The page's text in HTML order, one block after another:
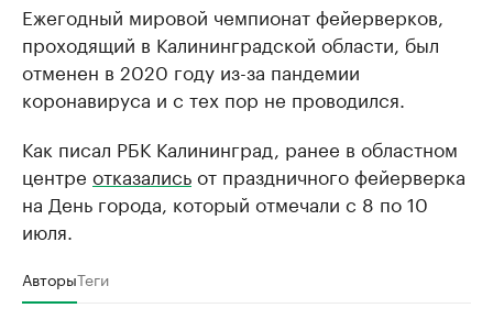
Ежегодный мировой чемпионат фейерверков,
проходящий в Калининградской области, был
отменен в 2020 году из-за пандемии
коронавируса и с тех пор не проводился.
Как писал РБК Калининград, ранее в областном
центре отказалисьот праздничного фейерверка
на День города, который отмечали с 8 по 10
июля.
АвторыТеги